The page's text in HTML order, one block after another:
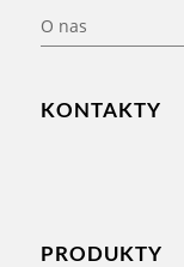
O nas
KONTAKTY
PRODUKTY